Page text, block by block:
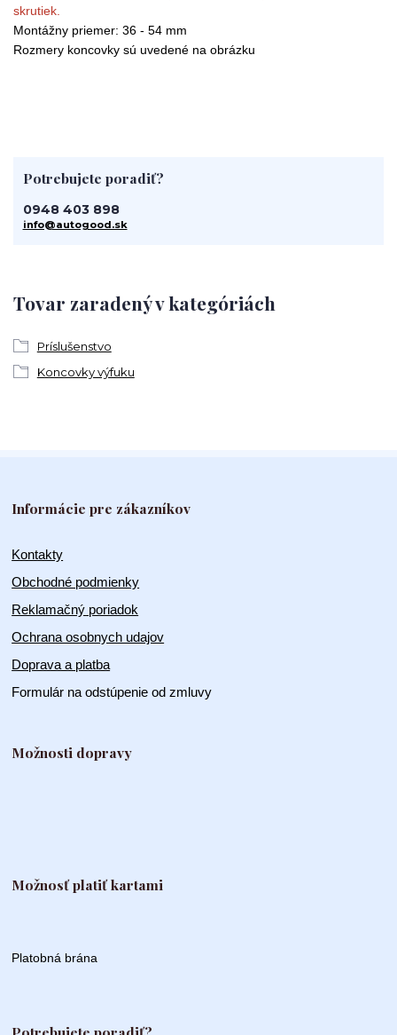
skrutiek.
Montážny priemer: 36 - 54 mm
Rozmery koncovky sú uvedené na obrázku
Tovar zaradený v kategóriách
Príslušenstvo
Koncovky výfuku
Potrebujete poradiť?
0948 403 898
info@autogood.sk
Informácie pre zákazníkov
Kontakty
Obchodné podmienky
Reklamačný poriadok
Ochrana osobnych udajov
Doprava a platba
Formulár na odstúpenie od zmluvy
Možnosti dopravy
Možnosť platiť kartami
Platobná brána